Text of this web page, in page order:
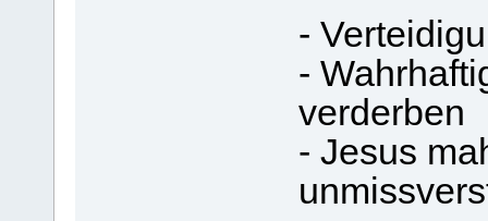
-
-
verderben
- Jesus